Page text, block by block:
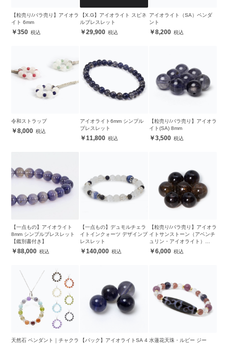
【粒売り/バラ売り】アイオラ
イト 6mm
350
【X.G】アイオライト スピネ
ルブレスレット
29,900
アイオライト（SA）ペンダ
ント
8,200
令和ストラップ
8,000
アイオライト6mm シンプル
ブレスレット
11,800
【粒売り/バラ売り】アイオラ
イト(SA) 8mm
3,500
【一点もの】アイオライト
8mm シンプルブレスレット
【鑑別書付き】
88,000
【一点もの】デュモルチェラ
イトインクォーツ デザインブ
レスレット
140,000
【粒売り/バラ売り】アイオラ
イトサンストーン（アベンチ
ュリン・アイオライト）
8mm6,000
天然石 ペンダント｜チャクラ
【パック】アイオライトSA 4 水蓮花天珠・ルビー ジー